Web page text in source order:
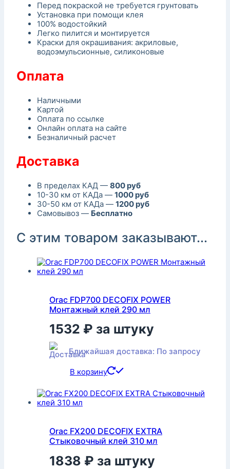
Перед покраской не требуется грунтовать
Установка при помощи клея
100% водостойкий
Легко пилится и монтируется
Краски для окрашивания: акриловые,
водоэмульсионные, силиконовые
Оплата
Наличными
Картой
Оплата по ссылке
Онлайн оплата на сайте
Безналичный расчет
Доставка
В пределах КАД — 800 руб
10-30 км от КАДа — 1000 руб
30-50 км от КАДа — 1200 руб
Самовывоз — Бесплатно
С этим товаром заказывают...
Orac FDP700 DECOFIX POWER
Монтажный клей 290 мл
1532 ₽ за штуку
Ближайшая доставка: По запросу
В корзину
Orac FX200 DECOFIX EXTRA
Стыковочный клей 310 мл
1838 ₽ за штуку